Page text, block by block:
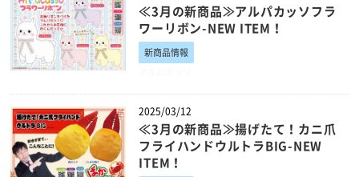
≪3月の新商品≫アルパカッソフラ
ワーリボン-NEW ITEM！
新商品情報
2025/03/12
≪3月の新商品≫揚げたて！カニ爪
フライハンドウルトラBIG-NEW
ITEM！